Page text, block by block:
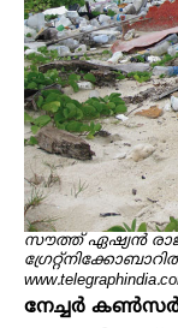
സൗത്ത് ഏഷ്യൻ
നേച്ചർ